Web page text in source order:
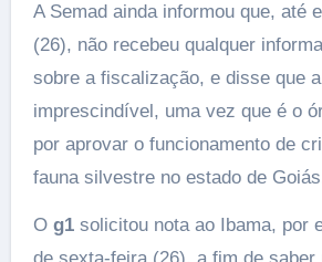
A Semad ainda informou que, até
(26), não recebeu qualquer
sobre a fiscalização, e disse que
imprescindível, uma vez que é o
por aprovar o funcionamento de
fauna silvestre no estado de
O g1 solicitou nota ao Ibama, por